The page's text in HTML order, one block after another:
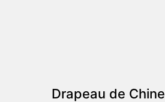
Drapeau de Chine